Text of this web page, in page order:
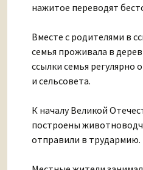
нажитое переводят
Вместе с родителями в
семья проживала в
ссылки семья регулярно
и сельсовета.
К началу Великой
построены
отправили в трудармию.